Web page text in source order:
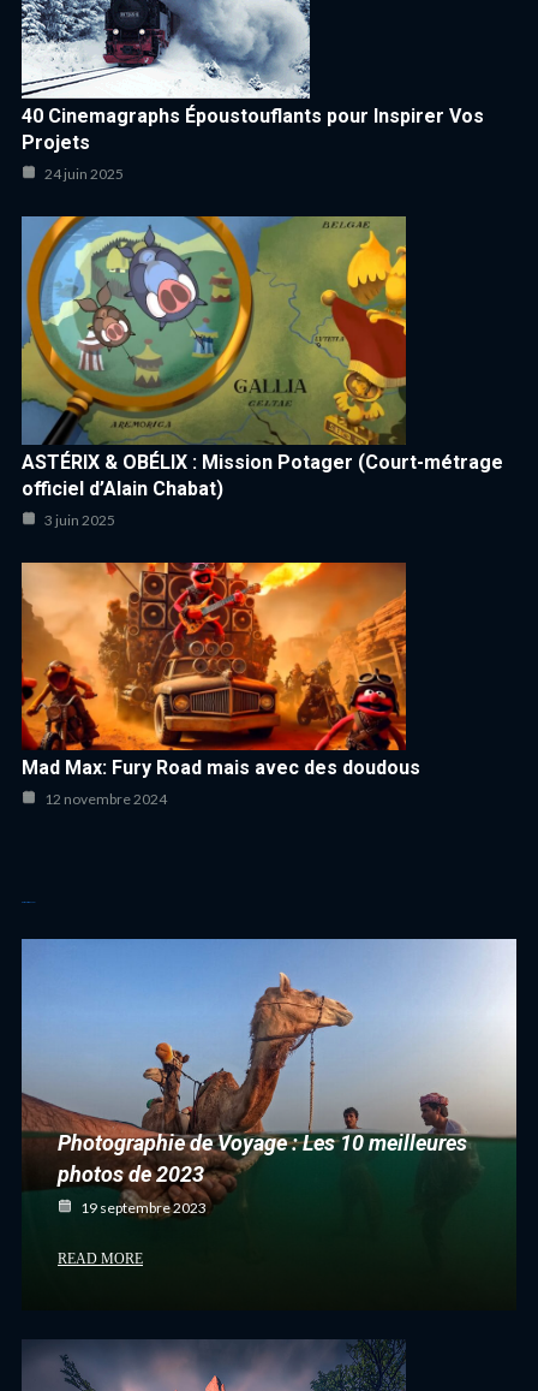
40 Cinemagraphs Époustouflants pour Inspirer Vos
Projets
24 juin 2025
ASTÉRIX & OBÉLIX : Mission Potager (Court-métrage
officiel d’Alain Chabat)
3 juin 2025
Mad Max: Fury Road mais avec des doudous
12 novembre 2024
Photographie de Voyage : Les 10 meilleures
photos de 2023
19 septembre 2023
READ MORE